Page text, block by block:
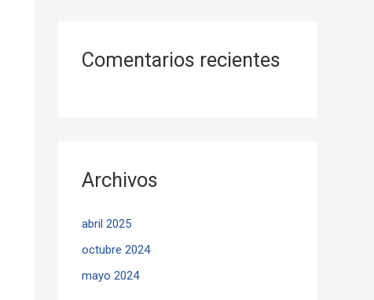
Comentarios recientes
Archivos
abril 2025
octubre 2024
mayo 2024